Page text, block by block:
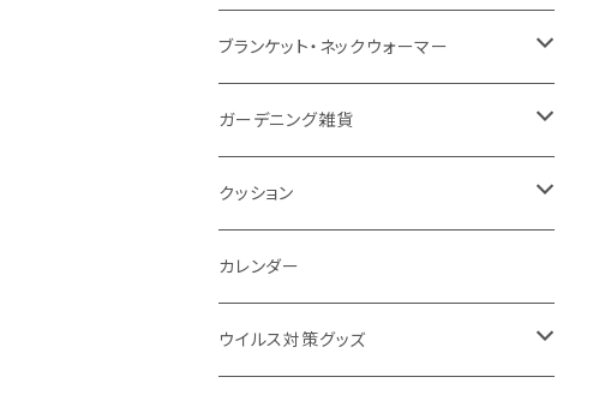
ナイロン
磁器マグ・湯呑
カスタムデザイン
キッチンツール
ノート
付箋
トレイ
パットカバー、ブックカバー
IDケース、パスケース、コインケース
デスクライト
付属ライト
ランタン
非常食
モバイルスタンド
モバイルリング
アクセサリー・スマホケース
タッチペン
USBケーブル・ハブ
スライド式ミラー
ケース付きミラー
手持ちミラー
ビューティー雑貨
ピクチャーボード、ポスター
フォトフレーム、スタンド
キーホルダー
時計
ブランケット・ネックウォーマー
ブランケット
ネックウォーマー
マフラー・ストール
ガーデニング雑貨
F.O.B COOP
クッション
折りたたみクッション
カレンダー
ウイルス対策グッズ